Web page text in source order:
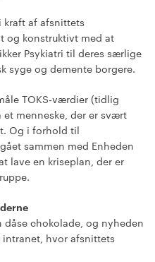
kraft af afsnittets
og konstruktivt med at
Psykiatri til deres særlige
syge og demente borgere.
TOKS-værdier (tidlig
menneske, der er svært
Og i forhold til
sammen med Enheden
lave en kriseplan, der er
chokolade, og nyheden
hvor afsnittets